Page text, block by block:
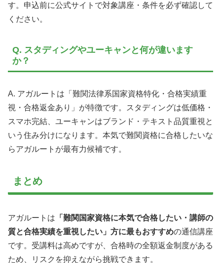
す。申込前に公式サイトで対象講座・条件を必ず確認して
ください。
Q. スタディングやユーキャンと何が違います
か？
A. アガルートは「難関法律系国家資格特化・合格実績重
視・合格返金あり」が特徴です。スタディングは低価格・
スマホ完結、ユーキャンはブランド・テキスト品質重視と
いう住み分けになります。本気で難関資格に合格したいな
らアガルートが最有力候補です。
まとめ
アガルートは 「難関国家資格に本気で合格したい・講師の
質と合格実績を重視したい」方に最もおすすめの通信講座
です。受講料は高めですが、合格時の全額返金制度がある
ため、リスクを抑えながら挑戦できます。